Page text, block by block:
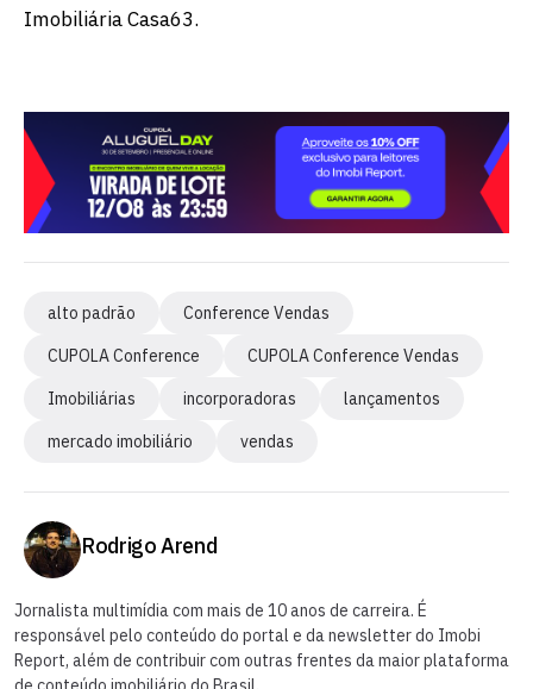
Imobiliária Casa63.
alto padrão
Conference Vendas
CUPOLA Conference
CUPOLA Conference Vendas
Imobiliárias
incorporadoras
lançamentos
mercado imobiliário
vendas
Rodrigo Arend
Jornalista multimídia com mais de 10 anos de carreira. É
responsável pelo conteúdo do portal e da newsletter do Imobi
Report, além de contribuir com outras frentes da maior plataforma